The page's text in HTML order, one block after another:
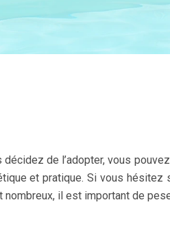
de l’adopter, vous
et pratique. Si vous hésitez
il est important de